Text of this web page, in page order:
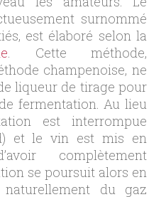
surnommé
est élaboré selon la
. Cette méthode,
champenoise, ne
liqueur de tirage pour
fermentation. Au lieu
est interrompue
et le vin est mis en
complètement
se poursuit alors en
du gaz